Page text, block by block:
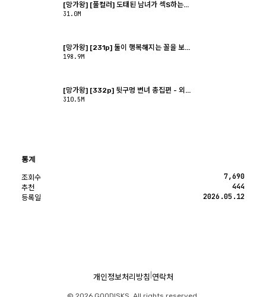
[망가왕] [풀컬러] 도태된 남녀가 섹S하는...
31.0M
[망가왕] [231p] 둘이 행복해지는 꼴을 보...
198.9M
[망가왕] [332p] 뒷구멍 변녀 총집편 - 외...
310.5M
통계
조회수 7,690
추천 444
등록일 2026.05.12
개인정보처리방침 연락처